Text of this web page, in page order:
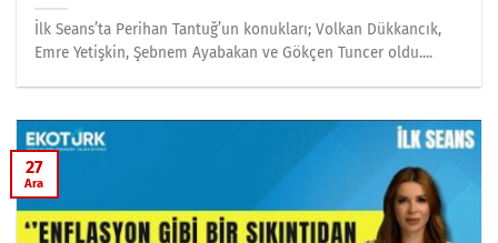
İlk Seans’ta Perihan Tantuğ’un konukları; Volkan Dükkancık,
Emre Yetişkin, Şebnem Ayabakan ve Gökçen Tuncer oldu....
27
Ara